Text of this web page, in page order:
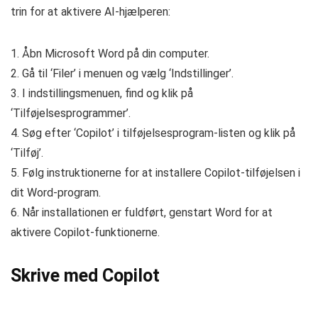
trin for at aktivere AI-hjælperen:
1. Åbn Microsoft Word på din computer.
2. Gå til ‘Filer’ i menuen og vælg ‘Indstillinger’.
3. I indstillingsmenuen, find og klik på
‘Tilføjelsesprogrammer’.
4. Søg efter ‘Copilot’ i tilføjelsesprogram-listen og klik på
‘Tilføj’.
5. Følg instruktionerne for at installere Copilot-tilføjelsen i
dit Word-program.
6. Når installationen er fuldført, genstart Word for at
aktivere Copilot-funktionerne.
Skrive med Copilot